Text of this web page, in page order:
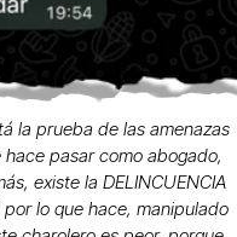
la prueba de las amenazas
pasar como abogado,
existe la DELINCUENCIA
lo que hace, manipulado